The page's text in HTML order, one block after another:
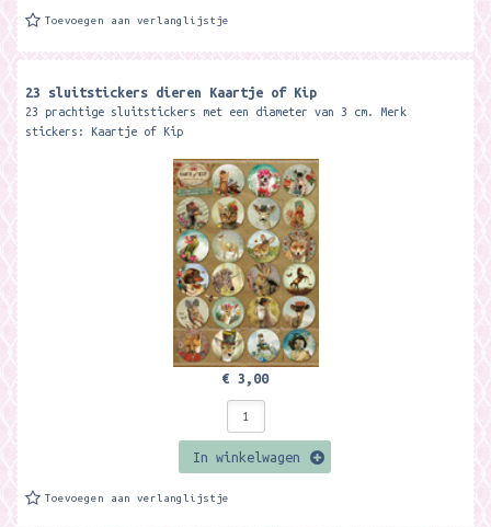
Toevoegen aan verlanglijstje
23 sluitstickers dieren Kaartje of Kip
23 prachtige sluitstickers met een diameter van 3 cm. Merk
stickers: Kaartje of Kip
€ 3,00
In winkelwagen
Toevoegen aan verlanglijstje